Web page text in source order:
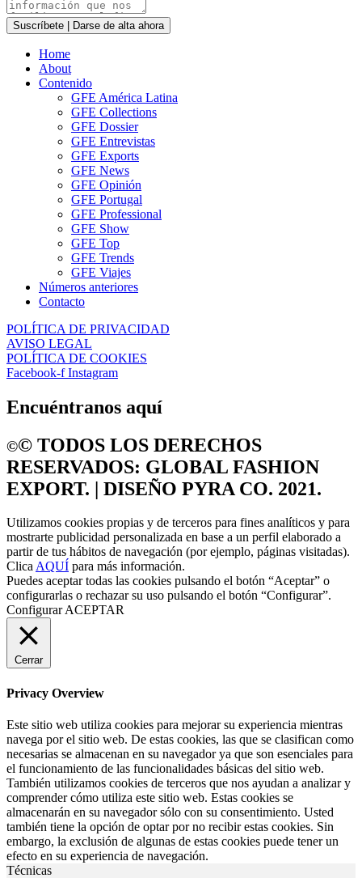
Suscríbete | Darse de alta ahora
Home
About
Contenido
GFE América Latina
GFE Collections
GFE Dossier
GFE Entrevistas
GFE Exports
GFE News
GFE Opinión
GFE Portugal
GFE Professional
GFE Show
GFE Top
GFE Trends
GFE Viajes
Números anteriores
Contacto
POLÍTICA DE PRIVACIDAD
AVISO LEGAL
POLÍTICA DE COOKIES
Facebook-f Instagram
Encuéntranos aquí
©️©️ TODOS LOS DERECHOS
RESERVADOS: GLOBAL FASHION
EXPORT. | DISEÑO PYRA CO. 2021.
Utilizamos cookies propias y de terceros para fines analíticos y para
mostrarte publicidad personalizada en base a un perfil elaborado a
partir de tus hábitos de navegación (por ejemplo, páginas visitadas).
ClicaAQUÍ para más información.
Puedes aceptar todas las cookies pulsando el botón “Aceptar” o
configurarlas o rechazar su uso pulsando el botón “Configurar”.
ConfigurarACEPTAR
Cerrar
Privacy Overview
Este sitio web utiliza cookies para mejorar su experiencia mientras
navega por el sitio web. De estas cookies, las que se clasifican como
necesarias se almacenan en su navegador ya que son esenciales para
el funcionamiento de las funcionalidades básicas del sitio web.
También utilizamos cookies de terceros que nos ayudan a analizar y
comprender cómo utiliza este sitio web. Estas cookies se
almacenarán en su navegador sólo con su consentimiento. Usted
también tiene la opción de optar por no recibir estas cookies. Sin
embargo, la exclusión de algunas de estas cookies puede tener un
efecto en su experiencia de navegación.
Técnicas